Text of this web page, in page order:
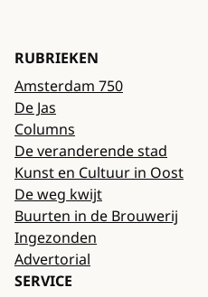
RUBRIEKEN
Amsterdam 750
De Jas
Columns
De veranderende stad
Kunst en Cultuur in Oost
De weg kwijt
Buurten in de Brouwerij
Ingezonden
Advertorial
SERVICE